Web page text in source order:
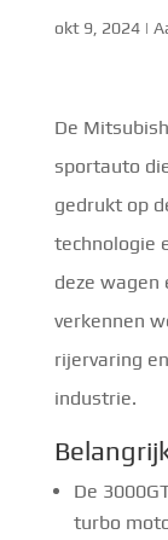
okt 9, 2024|
De
sportauto
gedrukt op
technologie
deze wagen
verkennen
rijervaring
industrie.
De
turbo